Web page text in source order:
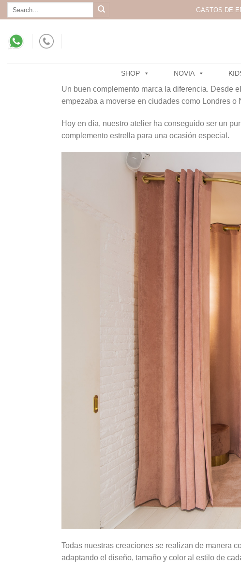
Skip
to
Search
GASTOS DE
SHOP NOVIA
Un buen complemento marca la diferencia. Desde
empezaba a moverse en ciudades como Londres o
Hoy en día, nuestro atelier ha conseguido ser un
complemento estrella para una ocasión especial.
Todas nuestras creaciones se realizan de manera
adaptando el diseño, tamaño y color al estilo de